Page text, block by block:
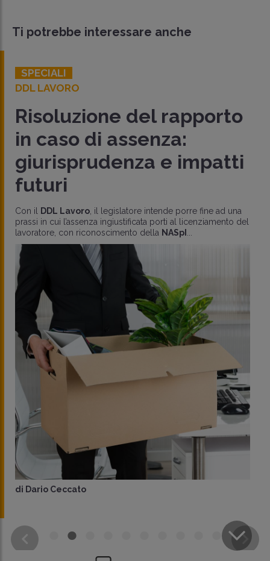
CONDIVIDI
Ti potrebbe interessare anche
rapporto
e impatti
porre fine ad una
al licenziamento del
NASpI...
NASpI ai
ampliate le
per il
ridefinisce e amplia le
a cura di redazione Memento